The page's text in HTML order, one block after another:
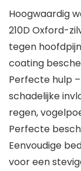
Hoogwaardig
210D Oxford-
tegen
coating
Perfecte hulp
schadelijke
regen,
Perfecte
Eenvoudige
voor een